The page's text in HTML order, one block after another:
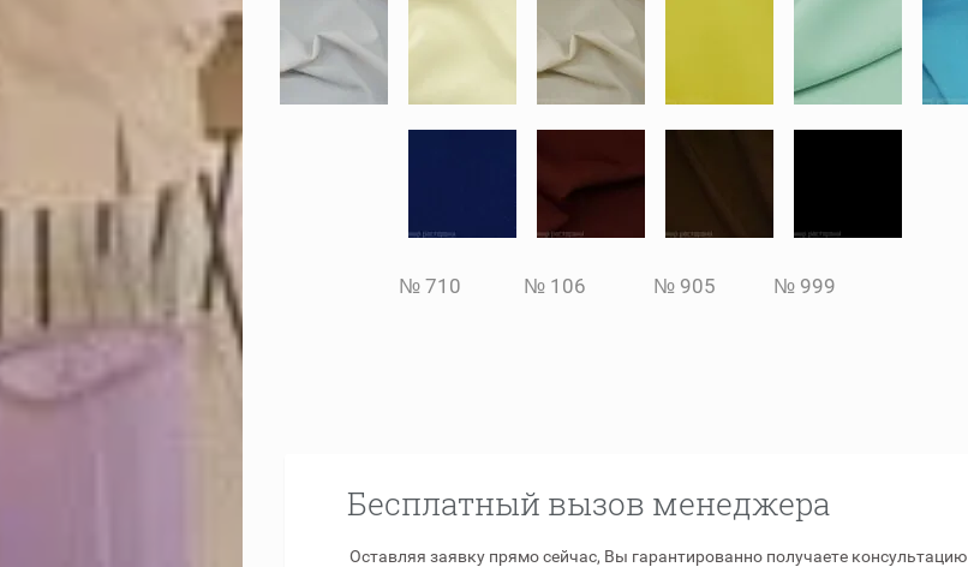
№ 710 № 106 № 905 № 999
Бесплатный вызов менеджера
Оставляя заявку прямо сейчас, Вы гарантированно получаете консультацию